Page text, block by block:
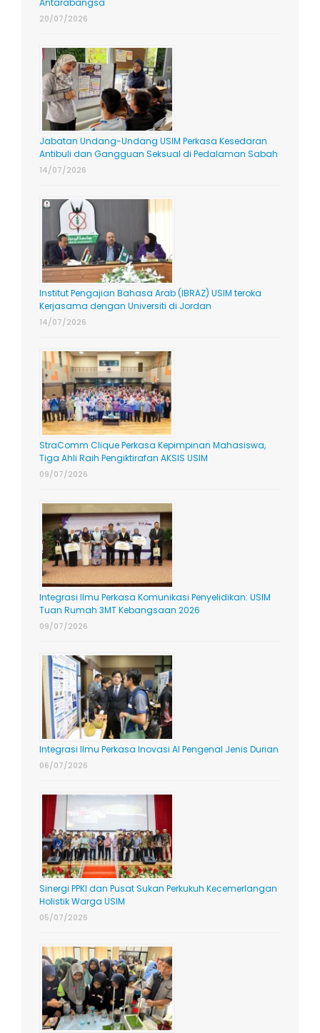
20/07/2026
Jabatan Undang-Undang USIM Perkasa Kesedaran
Antibuli dan Gangguan Seksual di Pedalaman Sabah
14/07/2026
Institut Pengajian Bahasa Arab (IBRAZ) USIM teroka
Kerjasama dengan Universiti di Jordan
14/07/2026
StraComm Clique Perkasa Kepimpinan Mahasiswa,
Tiga Ahli Raih Pengiktirafan AKSIS USIM
09/07/2026
Integrasi Ilmu Perkasa Komunikasi Penyelidikan: USIM
Tuan Rumah 3MT Kebangsaan 2026
09/07/2026
Integrasi Ilmu Perkasa Inovasi AI Pengenal Jenis Durian
06/07/2026
Sinergi PPKI dan Pusat Sukan Perkukuh Kecemerlangan
Holistik Warga USIM
05/07/2026